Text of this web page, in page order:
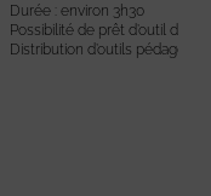
Durée : environ 3h30
Possibilité de prêt d’outil de
Distribution d’outils